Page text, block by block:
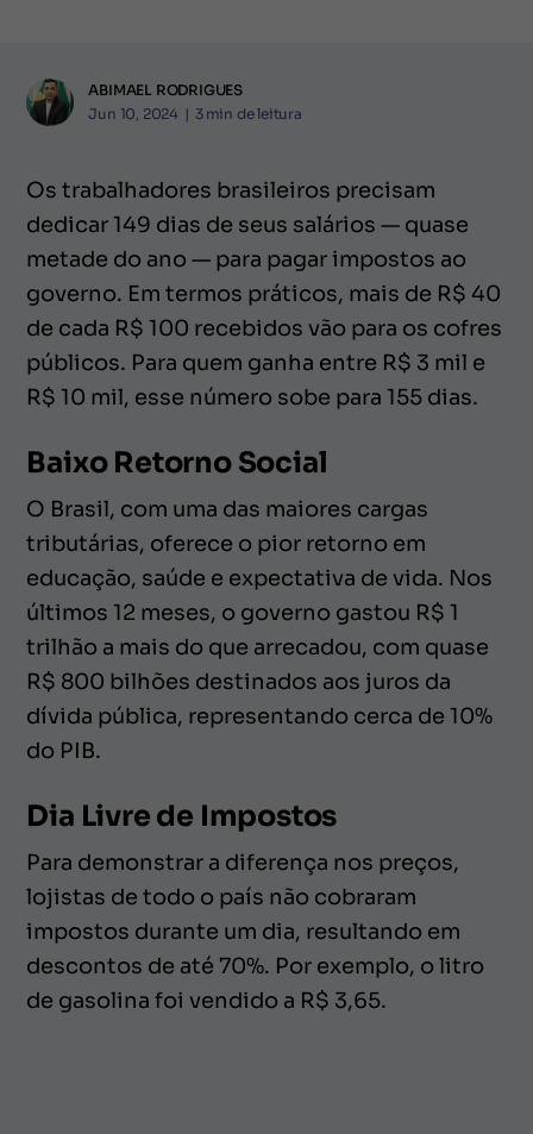
ABIMAEL RODRIGUES
Jun 10, 2024 | 3 min de leitura
Os trabalhadores brasileiros precisam
dedicar 149 dias de seus salários — quase
metade do ano — para pagar impostos ao
governo. Em termos práticos, mais de R$ 40
de cada R$ 100 recebidos vão para os cofres
públicos. Para quem ganha entre R$ 3 mil e
R$ 10 mil, esse número sobe para 155 dias.
Baixo Retorno Social
O Brasil, com uma das maiores cargas
tributárias, oferece o pior retorno em
educação, saúde e expectativa de vida. Nos
últimos 12 meses, o governo gastou R$ 1
trilhão a mais do que arrecadou, com quase
R$ 800 bilhões destinados aos juros da
dívida pública, representando cerca de 10%
do PIB.
Dia Livre de Impostos
Para demonstrar a diferença nos preços,
lojistas de todo o país não cobraram
impostos durante um dia, resultando em
descontos de até 70%. Por exemplo, o litro
de gasolina foi vendido a R$ 3,65.